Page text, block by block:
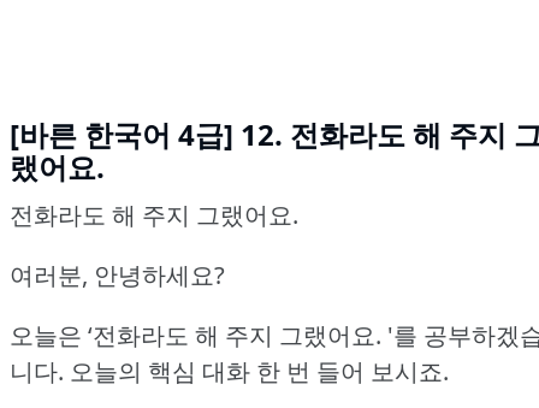
[바른 한국어 4급] 12. 전화라도 해 주지
랬어요.
전화라도 해 주지 그랬어요.
여러분, 안녕하세요?
오늘은 ‘전화라도 해 주지 그랬어요. '를 공부하겠
니다. 오늘의 핵심 대화 한 번 들어 보시죠.